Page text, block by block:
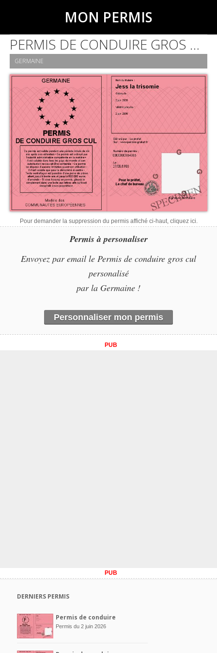
MON PERMIS
PERMIS DE CONDUIRE GROS CUL
GERMAINE
Pour demander la suppression du permis affiché ci-haut, cliquez ici.
Permis à personaliser
Envoyez par email le Permis de conduire gros cul
personalisé
par la Germaine !
Personnaliser mon permis
PUB
PUB
DERNIERS PERMIS
Permis de conduire
Permis du 2 juin 2026